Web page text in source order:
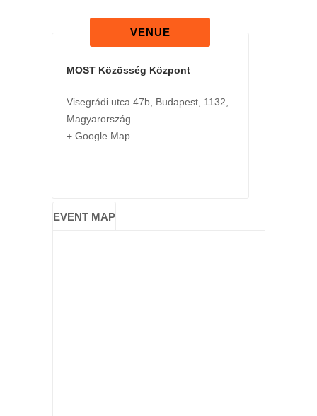
VENUE
MOST Közösség Központ
Visegrádi utca 47b, Budapest, 1132
Magyarország
+ Google Map
EVENT MAP